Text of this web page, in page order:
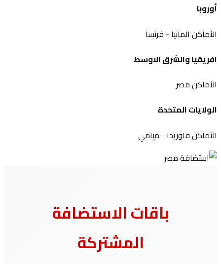
أوروبا
الأماكن المانيا - فرنسا
افريقيا والشرق الاوسط
الأماكنمصر
الولايات المتحدة
الأماكنفلوريدا - ميامي
باقات الاستضافة
المشتركة